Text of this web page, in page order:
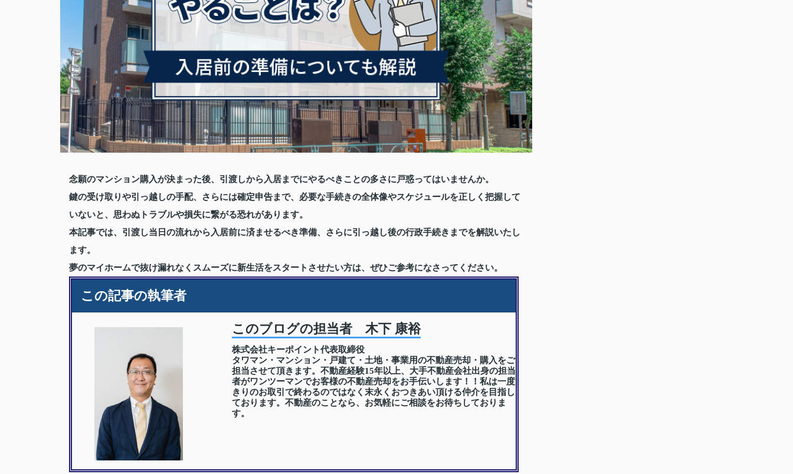
念願のマンション購入が決まった後、引渡しから入居までにやるべきことの多さに戸惑ってはいませんか。
鍵の受け取りや引っ越しの手配、さらには確定申告まで、必要な手続きの全体像やスケジュールを正しく把握して
いないと、思わぬトラブルや損失に繋がる恐れがあります。
本記事では、引渡し当日の流れから入居前に済ませるべき準備、さらに引っ越し後の行政手続きまでを解説いたし
ます。
夢のマイホームで抜け漏れなくスムーズに新生活をスタートさせたい方は、ぜひご参考になさってください。
この記事の執筆者
このブログの担当者 木下 康裕
株式会社キーポイント代表取締役
タワマン・マンション・戸建て・土地・事業用の不動産売却・購入をご
担当させて頂きます。不動産経験15年以上、大手不動産会社出身の担当
者がワンツーマンでお客様の不動産売却をお手伝いします！！私は一度
きりのお取引で終わるのではなく末永くおつきあい頂ける仲介を目指し
ております。不動産のことなら、お気軽にご相談をお待ちしておりま
す。